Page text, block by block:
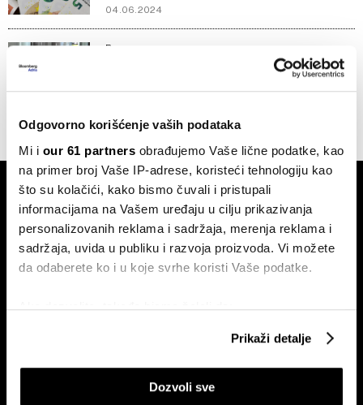
Odgovorno korišćenje vaših podataka
Mi i our 61 partners obrađujemo Vaše lične podatke, kao
na primer broj Vaše IP-adrese, koristeći tehnologiju kao
što su kolačići, kako bismo čuvali i pristupali
informacijama na Vašem uređaju u cilju prikazivanja
personalizovanih reklama i sadržaja, merenja reklama i
sadržaja, uvida u publiku i razvoja proizvoda. Vi možete
da odaberete ko i u koje svrhe koristi Vaše podatke.
Ako dozvolite, takođe bismo želeli da:
Identifikujte svoj uređaj tako što ćete ga aktivno
skenirati na određene karakteristike (posebno
Prikaži detalje
Dozvoli sve
04.06.2024
Berze
InterCapitalovi ETF-ovi sada su i na
Programska šema